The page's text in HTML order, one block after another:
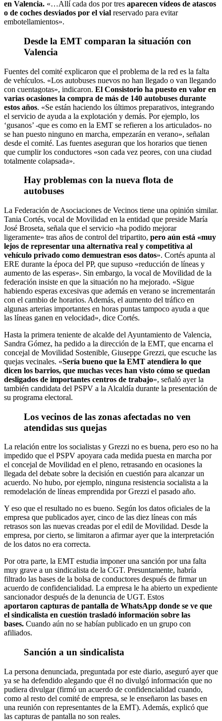
en Valencia. «…Allí cada dos por tres aparecen vídeos de atascos
o de coches desviados por el vial reservado para evitar
embotellamientos».
Desde la EMT comparan la situación con
Valencia
Fuentes del comité explicaron que el problema de la red es la falta
de vehículos. «Los autobuses nuevos no han llegado o van llegando
con cuentagotas», indicaron. El Consistorio ha puesto en valor en
varias ocasiones la compra de más de 140 autobuses durante
estos años. «Se están haciendo los últimos preparativos, integrando
el servicio de ayuda a la explotación y demás. Por ejemplo, los
‘gusanos’ -que es como en la EMT se refieren a los articulados- no
se han puesto ninguno en marcha, empezarán en verano», señalan
desde el comité. Las fuentes aseguran que los horarios que tienen
que cumplir los conductores «son cada vez peores, con una ciudad
totalmente colapsada».
Hay problemas con la nueva flota de
autobuses
La Federación de Asociaciones de Vecinos tiene una opinión similar.
Tania Cortés, vocal de Movilidad en la entidad que preside María
José Broseta, señala que el servicio «ha podido mejorar
ligeramente» tras años de control del tripartito, pero aún está «muy
lejos de representar una alternativa real y competitiva al
vehículo privado como demuestran esos datos». Cortés apunta al
ERE durante la época del PP, que supuso «reducción de líneas y
aumento de las esperas». Sin embargo, la vocal de Movilidad de la
federación insiste en que la situación no ha mejorado. «Sigue
habiendo esperas excesivas que además en verano se incrementarán
con el cambio de horarios. Además, el aumento del tráfico en
algunas arterias importantes en horas puntas tampoco ayuda a que
las líneas ganen en velocidad», dice Cortés.
Hasta la primera teniente de alcalde del Ayuntamiento de Valencia,
Sandra Gómez, ha pedido a la dirección de la EMT, que encarna el
concejal de Movilidad Sostenible, Giuseppe Grezzi, que escuche las
quejas vecinales. «Sería bueno que la EMT atendiera lo que
dicen los barrios, que muchas veces han visto cómo se quedan
desligados de importantes centros de trabajo», señaló ayer la
también candidata del PSPV a la Alcaldía durante la presentación de
su programa electoral.
Los vecinos de las zonas afectadas no ven
atendidas sus quejas
La relación entre los socialistas y Grezzi no es buena, pero eso no ha
impedido que el PSPV apoyara cada medida puesta en marcha por
el concejal de Movilidad en el pleno, retrasando en ocasiones la
llegada del debate sobre la decisión en cuestión para alcanzar un
acuerdo. No hubo, por ejemplo, ninguna resistencia socialista a la
remodelación de líneas emprendida por Grezzi el pasado año.
Y eso que el resultado no es bueno. Según los datos oficiales de la
empresa que publicados ayer, cinco de las diez líneas con más
retrasos son las nuevas creadas por el edil de Movilidad. Desde la
empresa, por cierto, se limitaron a afirmar ayer que la interpretación
de los datos no era correcta.
Por otra parte, la EMT estudia imponer una sanción por una falta
muy grave a un sindicalista de la CGT. Presuntamente, habría
filtrado las bases de la bolsa de conductores después de firmar un
acuerdo de confidencialidad. La empresa le ha abierto un expediente
sancionador después de la denuncia de UGT. Estos
aportaron capturas de pantalla de WhatsApp donde se ve que
el sindicalista en cuestión trasladó información sobre las
bases. Cuando aún no se habían publicado en un grupo con
afiliados.
Sanción a un sindicalista
La persona denunciada, preguntada por este diario, aseguró ayer que
ya se ha defendido alegando que él no divulgó información que no
pudiera divulgar (firmó un acuerdo de confidencialidad cuando,
como al resto del comité de empresa, se le enseñaron las bases en
una reunión con representantes de la EMT). Además, explicó que
las capturas de pantalla no son reales.